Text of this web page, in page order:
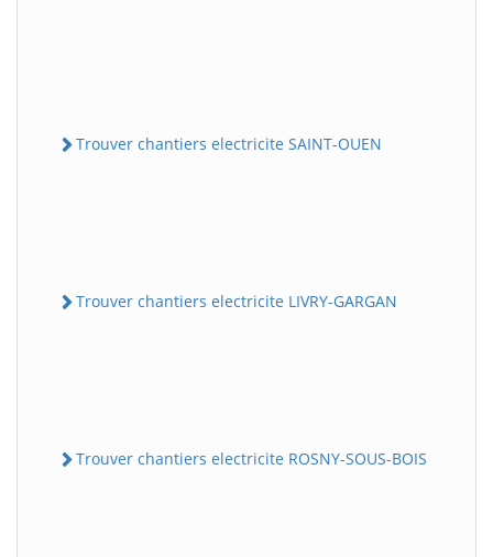
Trouver chantiers electricite SAINT-OUEN
Trouver chantiers electricite LIVRY-GARGAN
Trouver chantiers electricite ROSNY-SOUS-BOIS